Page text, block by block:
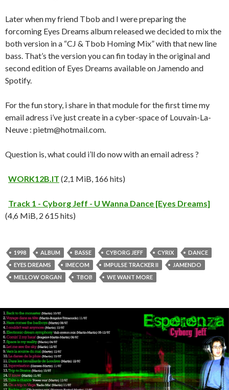
Later when my friend Tbob and I were preparing the
forcoming Eyes Dreams album released we decided to mix the
both version in a “CJ & Tbob Homing Mix” with that new line
bass. That’s the version you can fin today in the original and
second edition of Eyes Dreams available on Jamendo and
Spotify.
For the fun story, i share in that module for the first time my
email adress i’ve just create in a cyber-space of Louvain-La-
Neuve : pietm@hotmail.com.
Question is, what could i’ll do now with an email adress ?
WORK12B.IT (2,1 MiB, 166 hits)
Track 1 - Cyborg Jeff - U Wanna Dance [Eyes Dreams]
(4,6 MiB, 2 615 hits)
1998 ALBUM BASSE CYBORG JEFF CYRIX
DANCE
EYES DREAMS
IMECOM IMPULSE TRACKER II
JAMENDO
MELLOW ORGAN
TBOB WE WANT MORE